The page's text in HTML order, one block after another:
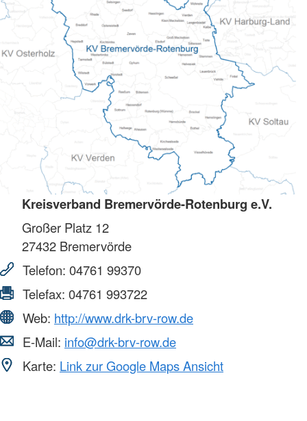
Kreisverband Bremervörde-Rotenburg e.V.
Großer Platz 12
27432 Bremervörde
Telefon: 04761 99370
Telefax: 04761 993722
Web: http://www.drk-brv-row.de
E-Mail: info@drk-brv-row.de
Karte: Link zur Google Maps Ansicht